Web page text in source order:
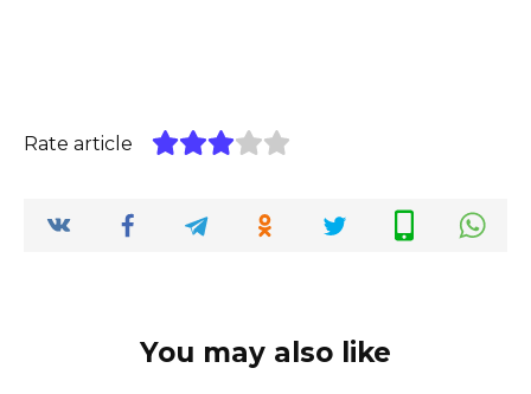
Rate article
You may also like